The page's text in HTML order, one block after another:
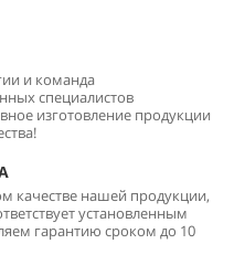
и команда
специалистов
изготовление продукции
качестве нашей продукции,
установленным
гарантию сроком до 10